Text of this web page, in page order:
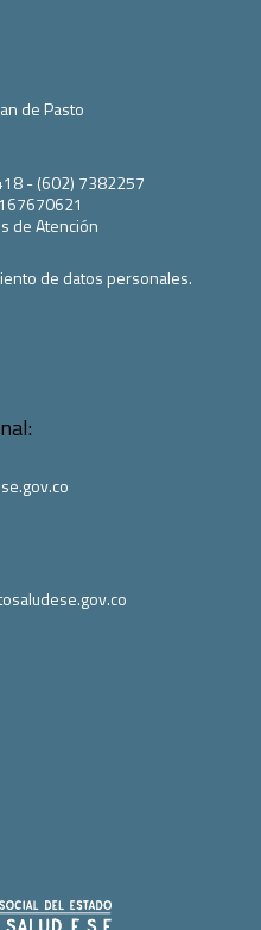
de Pasto
- (602) 7382257
de Atención
de datos personales.